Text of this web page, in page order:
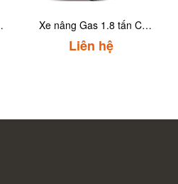
Xe nâng Gas 1.8 tấn CT
Power FG18 7LS Series
Liên hệ